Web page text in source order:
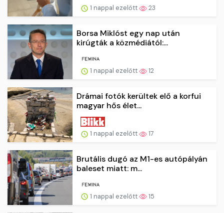
1 nappal ezelőtt 23
Borsa Miklóst egy nap után
kirúgták a közmédiától:...
1 nappal ezelőtt 12
Drámai fotók kerültek elő a korfui
magyar hős élet...
1 nappal ezelőtt 17
Brutális dugó az M1-es autópályán
baleset miatt: m...
1 nappal ezelőtt 15